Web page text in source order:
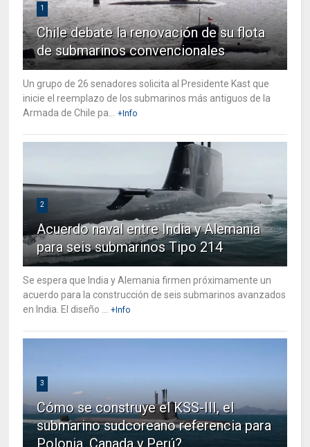
1
Chile debate la renovación de su flota
de submarinos convencionales
Un grupo de 26 senadores solicita al Presidente Kast que
inicie el reemplazo de los submarinos más antiguos de la
Armada de Chile pa...
+Info
2
Acuerdo naval entre India y Alemania
para seis submarinos Tipo 214
Se espera que India y Alemania firmen próximamente un
acuerdo para la construcción de seis submarinos avanzados
en India. El diseño ...
+Info
3
Cómo se construye el KSS-III, el
submarino sudcoreano referencia para
Polonia, Canada y Perú?